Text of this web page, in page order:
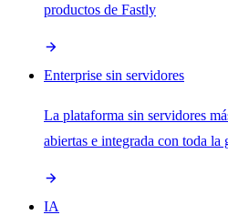
productos de Fastly
Enterprise sin servidores
La plataforma sin servidores
abiertas e integrada con toda la
IA